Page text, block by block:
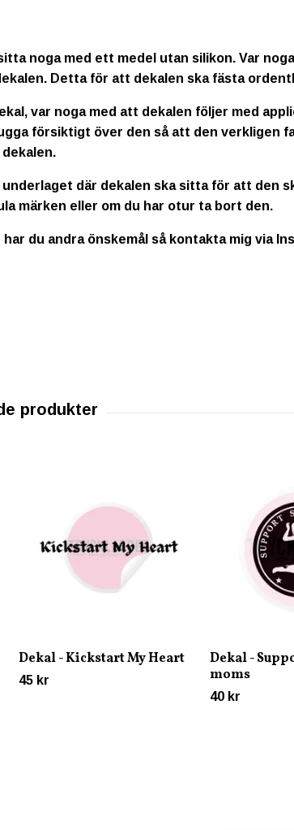
noga med ett medel utan silikon. Var
Detta för att dekalen ska fästa
var noga med att dekalen följer med
försiktigt över den så att den verkligen
där dekalen ska sitta för att den
märken eller om du har otur ta bort den.
du andra önskemål så kontakta mig via
Dekal - Kickstart My Heart
45 kr
Dekal -
moms
40 kr